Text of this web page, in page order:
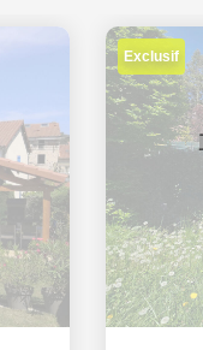
Exclusif